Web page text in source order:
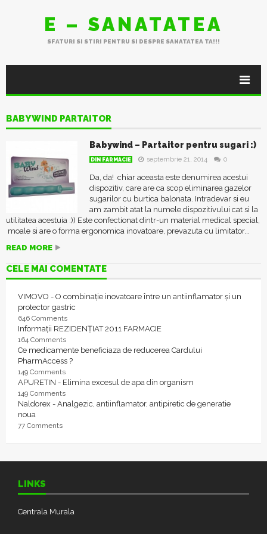
E – SANATATEA
SFATURI SI STIRI PENTRU SI DESPRE SANATATEA TA!!!
BABY WIND PARTAITOR
Babywind – Partaitor pentru sugari :)
DIN FARMACIE septembrie 21, 2014 0
Da, da! chiar aceasta este denumirea acestui
dispozitiv, care are ca scop eliminarea gazelor
sugarilor cu burtica balonata. Intradevar si eu
am zambit atat la numele dispozitivului cat si la
utilitatea acestuia :)) Este confectionat dintr-un material medical special,
moale si are o forma ergonomica inovatoare, prevazuta cu limitator...
READ MORE
CELE MAI COMENTATE
VIMOVO - O combinație inovatoare între un antiinflamator și un
protector gastric
646 Comments
Informații REZIDENȚIAT 2011 FARMACIE
164 Comments
Ce medicamente beneficiaza de reducerea Cardului
PharmAccess ?
149 Comments
APURETIN - Elimina excesul de apa din organism
149 Comments
Naldorex - Analgezic, antiinflamator, antipiretic de generatie
noua
77 Comments
LINKS
Centrala Murala